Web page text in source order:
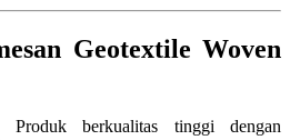
Geotextile Woven
Produk berkualitas tinggi dengan